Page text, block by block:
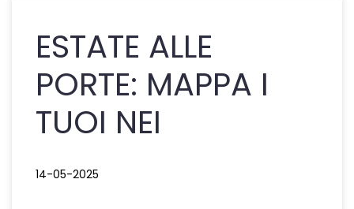
ESTATE ALLE
PORTE: MAPPA I
TUOI NEI
14-05-2025